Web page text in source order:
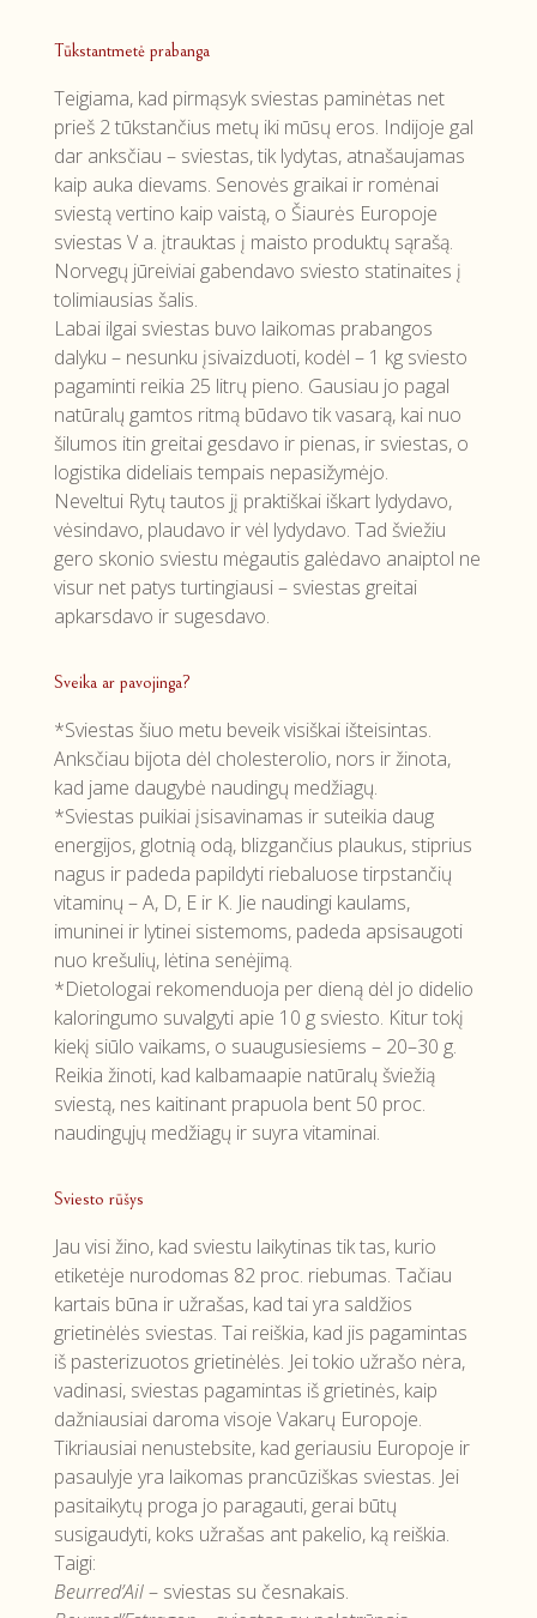
Tūkstantmetė prabanga
Teigiama, kad pirmąsyk sviestas paminėtas net
prieš 2 tūkstančius metų iki mūsų eros. Indijoje gal
dar anksčiau – sviestas, tik lydytas, atnašaujamas
kaip auka dievams. Senovės graikai ir romėnai
sviestą vertino kaip vaistą, o Šiaurės Europoje
sviestas V a. įtrauktas į maisto produktų sąrašą.
Norvegų jūreiviai gabendavo sviesto statinaites į
tolimiausias šalis.
Labai ilgai sviestas buvo laikomas prabangos
dalyku – nesunku įsivaizduoti, kodėl – 1 kg sviesto
pagaminti reikia 25 litrų pieno. Gausiau jo pagal
natūralų gamtos ritmą būdavo tik vasarą, kai nuo
šilumos itin greitai gesdavo ir pienas, ir sviestas, o
logistika dideliais tempais nepasižymėjo.
Neveltui Rytų tautos jį praktiškai iškart lydydavo,
vėsindavo, plaudavo ir vėl lydydavo. Tad šviežiu
gero skonio sviestu mėgautis galėdavo anaiptol ne
visur net patys turtingiausi – sviestas greitai
apkarsdavo ir sugesdavo.
Sveika ar pavojinga?
*Sviestas šiuo metu beveik visiškai išteisintas.
Anksčiau bijota dėl cholesterolio, nors ir žinota,
kad jame daugybė naudingų medžiagų.
*Sviestas puikiai įsisavinamas ir suteikia daug
energijos, glotnią odą, blizgančius plaukus, stiprius
nagus ir padeda papildyti riebaluose tirpstančių
vitaminų – A, D, E ir K. Jie naudingi kaulams,
imuninei ir lytinei sistemoms, padeda apsisaugoti
nuo krešulių, lėtina senėjimą.
*Dietologai rekomenduoja per dieną dėl jo didelio
kaloringumo suvalgyti apie 10 g sviesto. Kitur tokį
kiekį siūlo vaikams, o suaugusiesiems – 20–30 g.
Reikia žinoti, kad kalbamaapie natūralų šviežią
sviestą, nes kaitinant prapuola bent 50 proc.
naudingųjų medžiagų ir suyra vitaminai.
Sviesto rūšys
Jau visi žino, kad sviestu laikytinas tik tas, kurio
etiketėje nurodomas 82 proc. riebumas. Tačiau
kartais būna ir užrašas, kad tai yra saldžios
grietinėlės sviestas. Tai reiškia, kad jis pagamintas
iš pasterizuotos grietinėlės. Jei tokio užrašo nėra,
vadinasi, sviestas pagamintas iš grietinės, kaip
dažniausiai daroma visoje Vakarų Europoje.
Tikriausiai nenustebsite, kad geriausiu Europoje ir
pasaulyje yra laikomas prancūziškas sviestas. Jei
pasitaikytų proga jo paragauti, gerai būtų
susigaudyti, koks užrašas ant pakelio, ką reiškia.
Taigi:
Beurred’Ail– sviestas su česnakais.